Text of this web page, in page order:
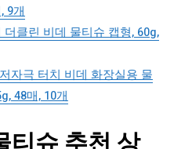
9개
더클린 비데 물티슈 캡형, 60g,
자극 터치 비데 화장실용 물
48매, 10개